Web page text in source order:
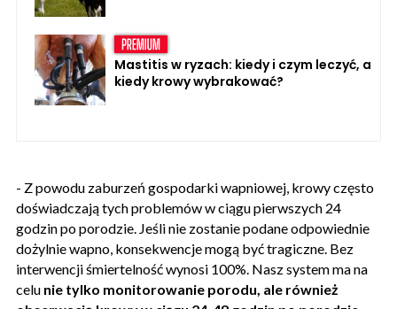
Mastitis w ryzach: kiedy i czym leczyć, a
kiedy krowy wybrakować?
- Z powodu zaburzeń gospodarki wapniowej, krowy często
doświadczają tych problemów w ciągu pierwszych 24
godzin po porodzie. Jeśli nie zostanie podane odpowiednie
dożylnie wapno, konsekwencje mogą być tragiczne. Bez
interwencji śmiertelność wynosi 100%. Nasz system ma na
celu nie tylko monitorowanie porodu, ale również